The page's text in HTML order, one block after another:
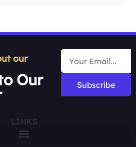
our
Our Subscribe
LINKS